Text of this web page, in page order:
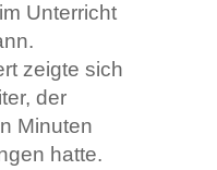
Unterricht
zeigte sich
der
Minuten
hatte.